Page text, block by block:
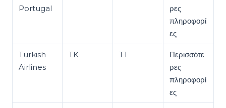
Portugal
ρες
πληροφορί
ες
Turkish
Airlines
TK T1
Περισσότε
ρες
πληροφορί
ες